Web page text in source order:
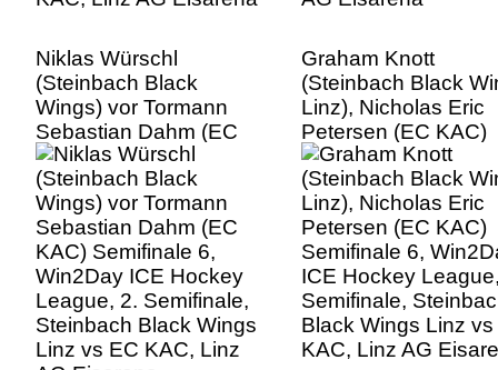
Niklas Würschl
(Steinbach Black
Wings) vor Tormann
Sebastian Dahm (EC
KAC) Semifinale 6,
Win2Day ICE Hockey
League, 2. Semifinale,
Steinbach Black Wings
Linz vs EC KAC, Linz
AG Eisarena
Graham Knott
(Steinbach Black
Linz), Nicholas Eric
Petersen (EC KAC)
Semifinale 6,
ICE Hockey
Semifinale,
Black Wings Linz vs
KAC, Linz AG